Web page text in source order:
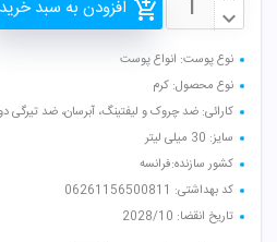
افزودن به سبد خرید
نوع پوست: انواع پوست
نوع محصول: کرم
کارائی: ضد چروک و لیفتینگ، آبرسان، ضد
سایز: 30 میلی لیتر
کشور سازنده:فرانسه
کد بهداشتی: 06261156500811
تاریخ انقضا: 2028/10